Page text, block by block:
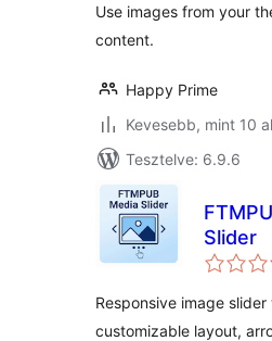
Use images from your
content.
Happy Prime
Kevesebb, mint 10
Tesztelve: 6.9.6
Slider
Responsive image slider
customizable layout,